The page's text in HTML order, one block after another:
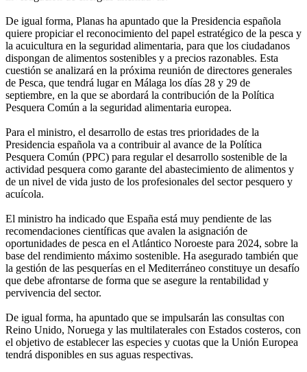
De igual forma, Planas ha apuntado que la Presidencia española
quiere propiciar el reconocimiento del papel estratégico de la pesca y
la acuicultura en la seguridad alimentaria, para que los ciudadanos
dispongan de alimentos sostenibles y a precios razonables. Esta
cuestión se analizará en la próxima reunión de directores generales
de Pesca, que tendrá lugar en Málaga los días 28 y 29 de
septiembre, en la que se abordará la contribución de la Política
Pesquera Común a la seguridad alimentaria europea.
Para el ministro, el desarrollo de estas tres prioridades de la
Presidencia española va a contribuir al avance de la Política
Pesquera Común (PPC) para regular el desarrollo sostenible de la
actividad pesquera como garante del abastecimiento de alimentos y
de un nivel de vida justo de los profesionales del sector pesquero y
acuícola.
El ministro ha indicado que España está muy pendiente de las
recomendaciones científicas que avalen la asignación de
oportunidades de pesca en el Atlántico Noroeste para 2024, sobre la
base del rendimiento máximo sostenible. Ha asegurado también que
la gestión de las pesquerías en el Mediterráneo constituye un desafío
que debe afrontarse de forma que se asegure la rentabilidad y
pervivencia del sector.
De igual forma, ha apuntado que se impulsarán las consultas con
Reino Unido, Noruega y las multilaterales con Estados costeros, con
el objetivo de establecer las especies y cuotas que la Unión Europea
tendrá disponibles en sus aguas respectivas.